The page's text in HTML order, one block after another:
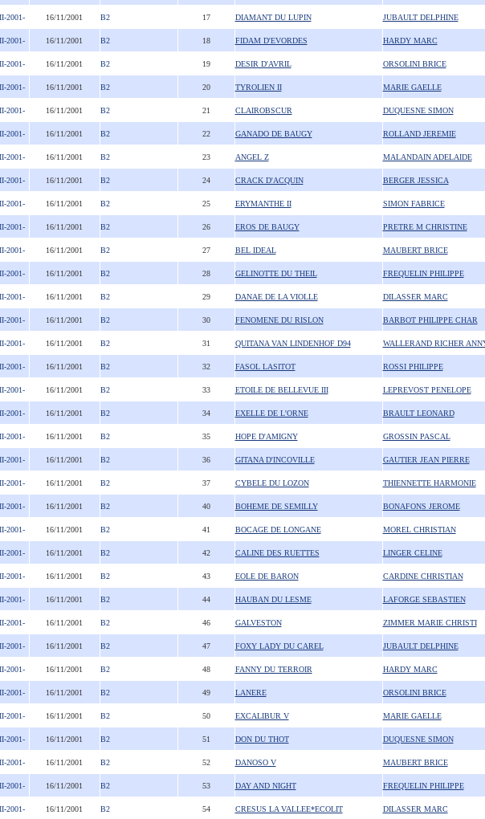
2001- 16/11/2001 B2 17 DIAMANT DU LUPIN JUBAULT DELPHINE
2001- 16/11/2001 B2 18 FIDAM D'EVORDES HARDY MARC
2001- 16/11/2001 B2 19 DESIR D'AVRIL ORSOLINI BRICE
2001- 16/11/2001 B2 20 TYROLIEN II MARIE GAELLE
2001- 16/11/2001 B2 21 CLAIROBSCUR DUQUESNE SIMON
2001- 16/11/2001 B2 22 GANADO DE BAUGY ROLLAND JEREMIE
2001- 16/11/2001 B2 23 ANGEL Z MALANDAIN ADELAIDE
2001- 16/11/2001 B2 24 CRACK D'ACQUIN BERGER JESSICA
2001- 16/11/2001 B2 25 ERYMANTHE II SIMON FABRICE
2001- 16/11/2001 B2 26 EROS DE BAUGY PRETRE M CHRISTINE
2001- 16/11/2001 B2 27 BEL IDEAL MAUBERT BRICE
2001- 16/11/2001 B2 28 GELINOTTE DU THEIL FREQUELIN PHILIPPE
2001- 16/11/2001 B2 29 DANAE DE LA VIOLLE DILASSER MARC
2001- 16/11/2001 B2 30 FENOMENE DU RISLON BARBOT PHILIPPE CHAR
2001- 16/11/2001 B2 31 QUITANA VAN LINDENHOF D94 WALLERAND RICHER
2001- 16/11/2001 B2 32 FASOL LASITOT ROSSI PHILIPPE
2001- 16/11/2001 B2 33 ETOILE DE BELLEVUE III LEPREVOST PENELOPE
2001- 16/11/2001 B2 34 EXELLE DE L'ORNE BRAULT LEONARD
2001- 16/11/2001 B2 35 HOPE D'AMIGNY GROSSIN PASCAL
2001- 16/11/2001 B2 36 GITANA D'INCOVILLE GAUTIER JEAN PIERRE
2001- 16/11/2001 B2 37 CYBELE DU LOZON THIENNETTE HARMONIE
2001- 16/11/2001 B2 40 BOHEME DE SEMILLY BONAFONS JEROME
2001- 16/11/2001 B2 41 BOCAGE DE LONGANE MOREL CHRISTIAN
2001- 16/11/2001 B2 42 CALINE DES RUETTES LINGER CELINE
2001- 16/11/2001 B2 43 EOLE DE BARON CARDINE CHRISTIAN
2001- 16/11/2001 B2 44 HAUBAN DU LESME LAFORGE SEBASTIEN
2001- 16/11/2001 B2 46 GALVESTON ZIMMER MARIE CHRISTI
2001- 16/11/2001 B2 47 FOXY LADY DU CAREL JUBAULT DELPHINE
2001- 16/11/2001 B2 48 FANNY DU TERROIR HARDY MARC
2001- 16/11/2001 B2 49 LANERE ORSOLINI BRICE
2001- 16/11/2001 B2 50 EXCALIBUR V MARIE GAELLE
2001- 16/11/2001 B2 51 DON DU THOT DUQUESNE SIMON
2001- 16/11/2001 B2 52 DANOSO V MAUBERT BRICE
2001- 16/11/2001 B2 53 DAY AND NIGHT FREQUELIN PHILIPPE
2001- 16/11/2001 B2 54 CRESUS LA VALLEE*ECOLIT DILASSER MARC